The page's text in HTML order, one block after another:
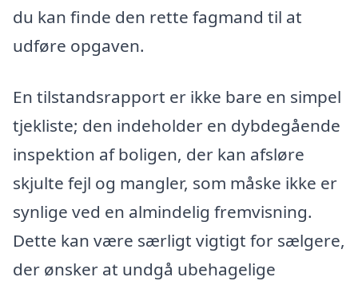
du kan finde den rette fagmand til at
udføre opgaven.
En tilstandsrapport er ikke bare en simpel
tjekliste; den indeholder en dybdegående
inspektion af boligen, der kan afsløre
skjulte fejl og mangler, som måske ikke er
synlige ved en almindelig fremvisning.
Dette kan være særligt vigtigt for sælgere,
der ønsker at undgå ubehagelige